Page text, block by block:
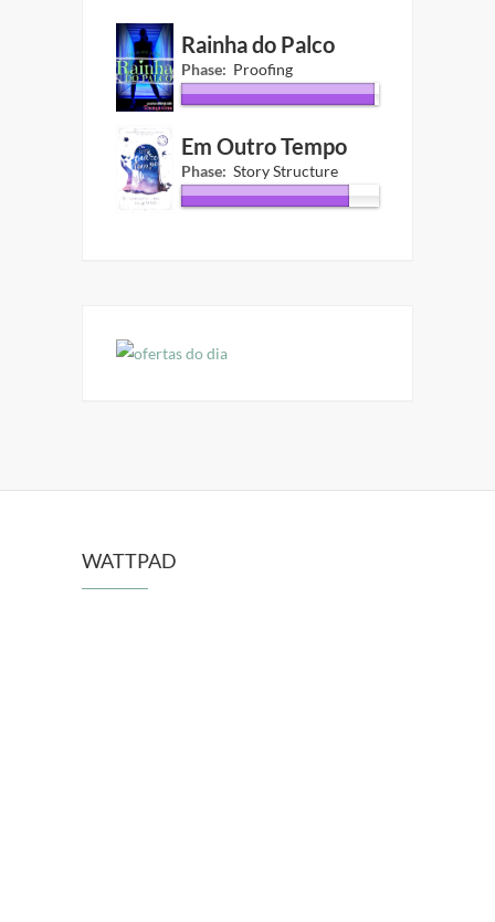
Rainha do Palco
Phase: Proofing
Em Outro Tempo
Phase: Story Structure
WATTPAD